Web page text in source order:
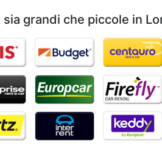
grandi che piccole in